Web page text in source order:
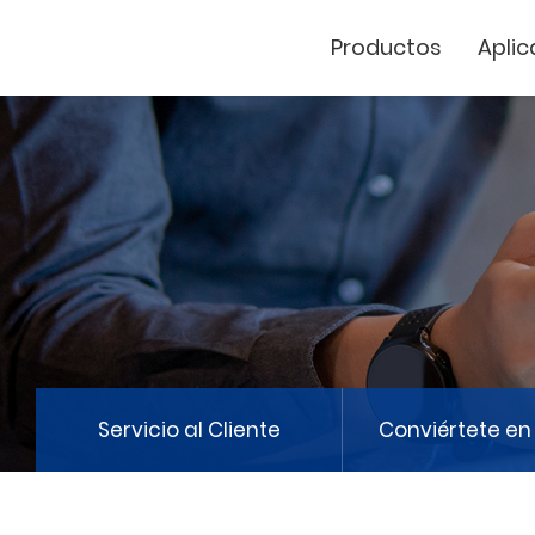
Productos
Cutter de vinilo
Marcador Láser
GCC
GCC
Servicio al Cliente Conviértete